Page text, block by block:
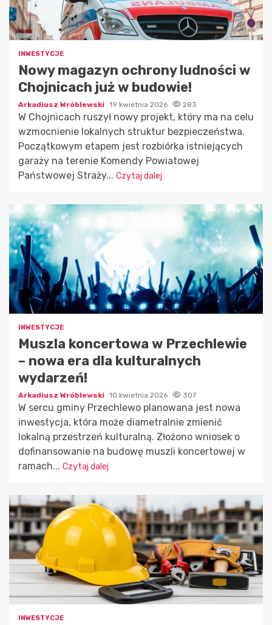
INWESTYCJE
Nowy magazyn ochrony ludności w
Chojnicach już w budowie!
Arkadiusz Wróblewski 19 kwietnia 2026 283
W Chojnicach ruszył nowy projekt, który ma na celu
wzmocnienie lokalnych struktur bezpieczeństwa.
Początkowym etapem jest rozbiórka istniejących
garaży na terenie Komendy Powiatowej
Państwowej Straży... Czytaj dalej
INWESTYCJE
Muszla koncertowa w Przechlewie
– nowa era dla kulturalnych
wydarzeń!
Arkadiusz Wróblewski 10 kwietnia 2026 307
W sercu gminy Przechlewo planowana jest nowa
inwestycja, która może diametralnie zmienić
lokalną przestrzeń kulturalną. Złożono wniosek o
dofinansowanie na budowę muszli koncertowej w
ramach... Czytaj dalej
INWESTYCJE